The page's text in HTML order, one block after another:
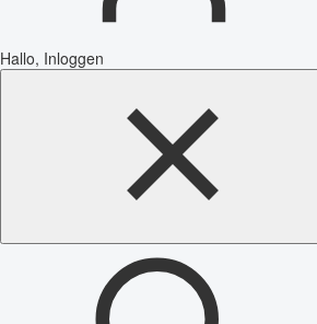
Hallo, Inloggen